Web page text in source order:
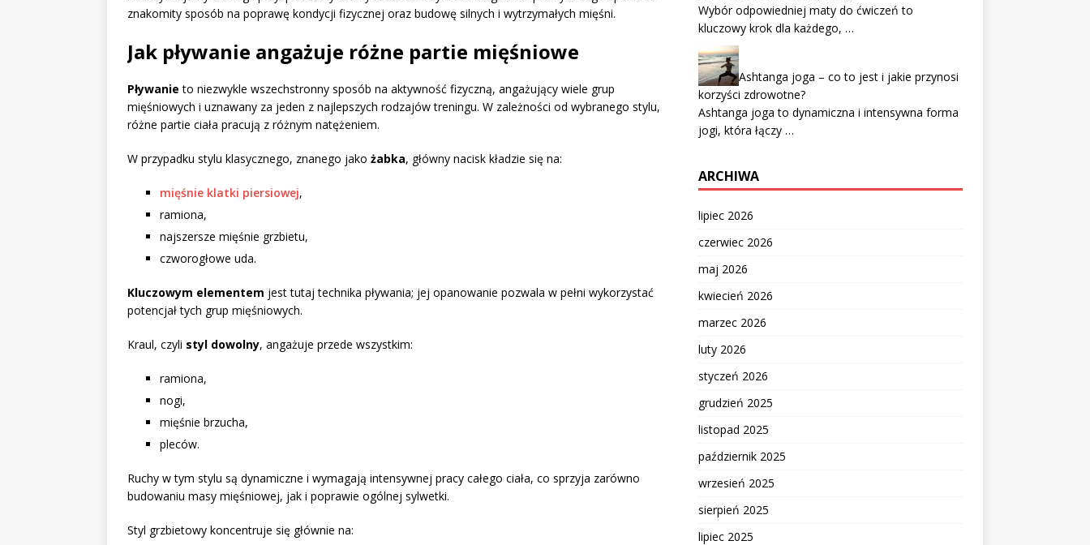
znakomity sposób na poprawę kondycji fizycznej oraz budowę silnych i wytrzymałych mięśni.
Jak pływanie angażuje różne partie mięśniowe
Pływanie to niezwykle wszechstronny sposób na aktywność fizyczną, angażujący wiele grup
mięśniowych i uznawany za jeden z najlepszych rodzajów treningu. W zależności od wybranego stylu,
różne partie ciała pracują z różnym natężeniem.
W przypadku stylu klasycznego, znanego jako żabka, główny nacisk kładzie się na:
mięśnie klatki piersiowej,
ramiona,
najszersze mięśnie grzbietu,
czworogłowe uda.
Kluczowym elementem jest tutaj technika pływania; jej opanowanie pozwala w pełni wykorzystać
potencjał tych grup mięśniowych.
Kraul, czyli styl dowolny, angażuje przede wszystkim:
ramiona,
nogi,
mięśnie brzucha,
pleców.
Ruchy w tym stylu są dynamiczne i wymagają intensywnej pracy całego ciała, co sprzyja zarówno
budowaniu masy mięśniowej, jak i poprawie ogólnej sylwetki.
Styl grzbietowy koncentruje się głównie na:
Wybór odpowiedniej maty do ćwiczeń to
kluczowy krok dla każdego, …
Ashtanga joga – co to jest i jakie przynosi
korzyści zdrowotne?
Ashtanga joga to dynamiczna i intensywna forma
jogi, która łączy …
ARCHIWA
lipiec 2026
czerwiec 2026
maj 2026
kwiecień 2026
marzec 2026
luty 2026
styczeń 2026
grudzień 2025
listopad 2025
październik 2025
wrzesień 2025
sierpień 2025
lipiec 2025